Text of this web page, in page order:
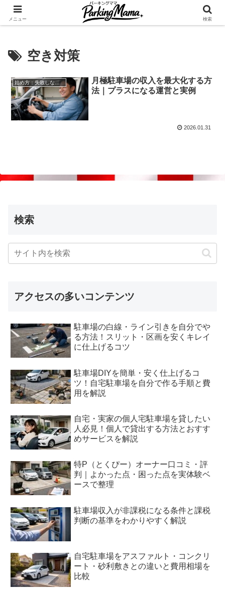
✨空き家・自宅の駐車場を貸してゆとりget🍵
空き対策
始め方：失敗しない自宅駐車場貸し出し
月極駐車場の収入を最大化する方
法｜プラスになる運営と実例
2026.01.31
検索
アクセスの多いコンテンツ
駐車場の白線・ライン引きを自分でや
る方法！スリット・区画を安くキレイ
に仕上げるコツ
駐車場DIYを簡単・安く仕上げるコ
ツ！自宅駐車場を自分で作る手順と費
用を解説
自宅・実家の個人宅駐車場を貸したい
人必見！個人で貸出する方法とおすす
めサービスを解説
特P（とくぴー）オーナー口コミ・評
判｜よかった点・困った点を実体験ベ
ースで整理
駐車場収入が非課税になる条件と課税
判断の基準をわかりやすく解説
自宅駐車場をアスファルト・コンクリ
ート・砂利敷きとの違いと費用相場を
比較
メニュー 検索